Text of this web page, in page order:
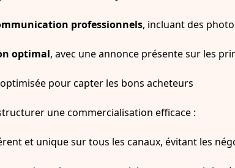
professionnels, incluant des
optimal, avec une annonce présente sur les
pour capter les bons acheteurs
une commercialisation efficace :
et unique sur tous les canaux, évitant les